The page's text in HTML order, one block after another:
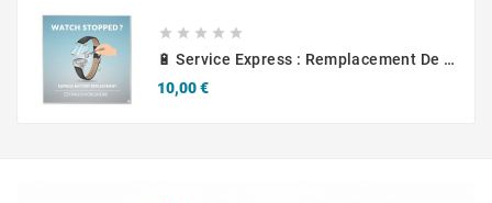
    
🔋 Service Express : Remplacement De Piles D'Horlogerie
10,00 €Prix